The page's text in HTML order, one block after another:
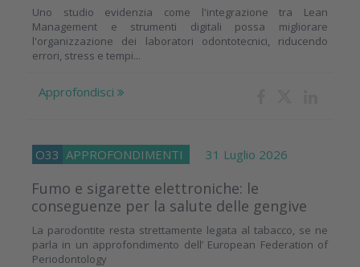
Uno studio evidenzia come l'integrazione tra Lean
Management e strumenti digitali possa migliorare
l'organizzazione dei laboratori odontotecnici, riducendo
errori, stress e tempi...
Approfondisci
O33 APPROFONDIMENTI 31 Luglio 2026
Fumo e sigarette elettroniche: le
conseguenze per la salute delle gengive
La parodontite resta strettamente legata al tabacco, se ne
parla in un approfondimento dell’ European Federation of
Periodontology